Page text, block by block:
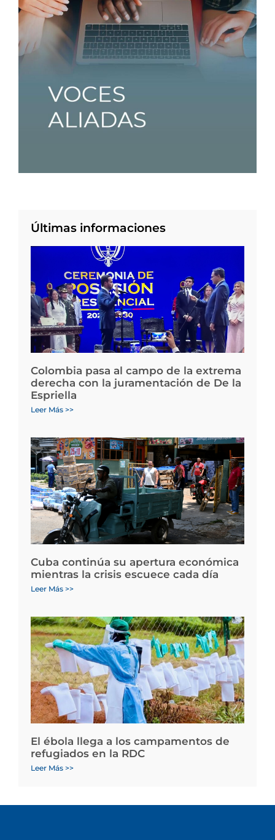
Últimas informaciones
Colombia pasa al campo de la extrema
derecha con la juramentación de De la
Espriella
Leer Más >>
Cuba continúa su apertura económica
mientras la crisis escuece cada día
Leer Más >>
El ébola llega a los campamentos de
refugiados en la RDC
Leer Más >>